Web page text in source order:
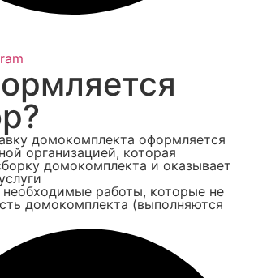
домокомплекта оформляется
организацией, которая
домокомплекта и оказывает
работы, которые не
домокомплекта (выполняются